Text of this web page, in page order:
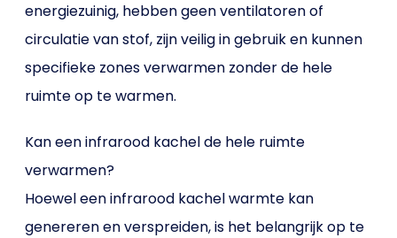
energiezuinig, hebben geen ventilatoren of
circulatie van stof, zijn veilig in gebruik en kunnen
specifieke zones verwarmen zonder de hele
ruimte op te warmen.
Kan een infrarood kachel de hele ruimte
verwarmen?
Hoewel een infrarood kachel warmte kan
genereren en verspreiden, is het belangrijk op te